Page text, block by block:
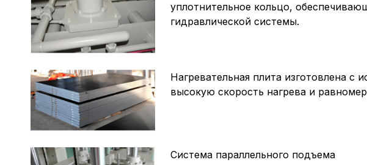
уплотнительное кольцо,
гидравлической системы.
Нагревательная плита изготовлена ​​с
высокую скорость нагрева и
Система параллельного подъема